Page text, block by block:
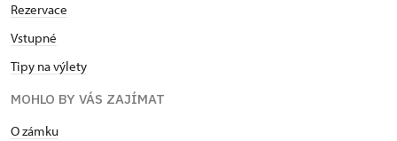
Rezervace
Vstupné
Tipy na výlety
MOHLO BY VÁS ZAJÍMAT
O zámku